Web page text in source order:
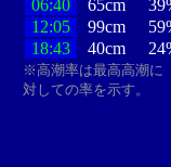
06:40
65cm
12:05
99cm
18:43
40cm
※高潮率は最高高潮に
対しての率を示す。